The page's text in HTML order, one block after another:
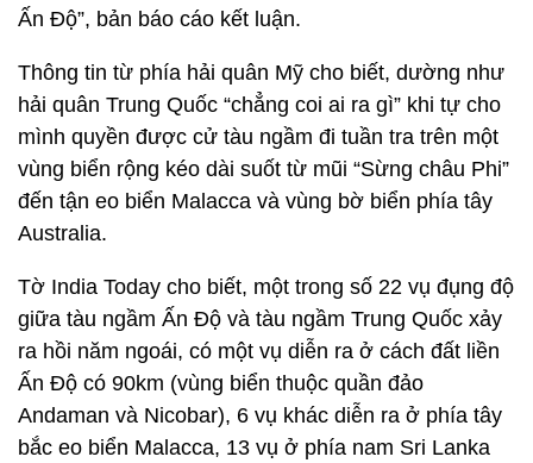
Ấn Độ”, bản báo cáo kết luận.
Thông tin từ phía hải quân Mỹ cho biết, dường như
hải quân Trung Quốc “chẳng coi ai ra gì” khi tự cho
mình quyền được cử tàu ngầm đi tuần tra trên một
vùng biển rộng kéo dài suốt từ mũi “Sừng châu Phi”
đến tận eo biển Malacca và vùng bờ biển phía tây
Australia.
Tờ India Today cho biết, một trong số 22 vụ đụng độ
giữa tàu ngầm Ấn Độ và tàu ngầm Trung Quốc xảy
ra hồi năm ngoái, có một vụ diễn ra ở cách đất liền
Ấn Độ có 90km (vùng biển thuộc quần đảo
Andaman và Nicobar), 6 vụ khác diễn ra ở phía tây
bắc eo biển Malacca, 13 vụ ở phía nam Sri Lanka